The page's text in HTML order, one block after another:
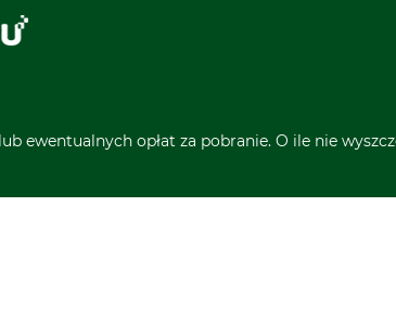
ewentualnych opłat za pobranie. O ile nie